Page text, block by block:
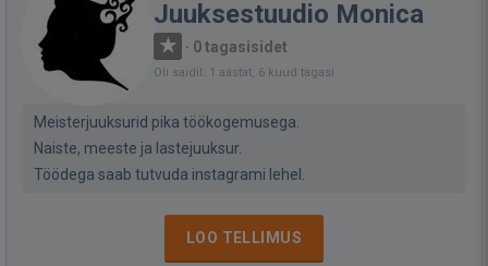
Juuksestuudio Monica
· 0 tagasisidet
Oli saidil: 1 aastat, 6 kuud tagasi
Meisterjuuksurid pika töökogemusega.
Naiste, meeste ja lastejuuksur.
Töödega saab tutvuda instagrami lehel.
LOO TELLIMUS